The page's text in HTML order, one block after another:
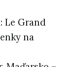
Le Grand
na